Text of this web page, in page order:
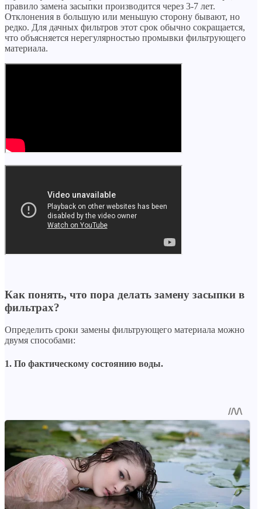
правило замена засыпки производится через 3-7 лет.
Отклонения в большую или меньшую сторону бывают, но
редко. Для дачных фильтров этот срок обычно сокращается,
что объясняется нерегулярностью промывки фильтрующего
материала.
Как понять, что пора делать замену засыпки в
фильтрах?
Определить сроки замены фильтрующего материала можно
двумя способами:
1. По фактическому состоянию воды.